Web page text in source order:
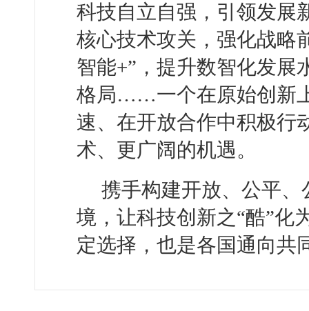
科技自立自强，引领发展
核心技术攻关，强化战略
智能+”，提升数智化发展
格局……一个在原始创新
速、在开放合作中积极行
术、更广阔的机遇。
携手构建开放、公平
境，让科技创新之“酷”化
定选择，也是各国通向共